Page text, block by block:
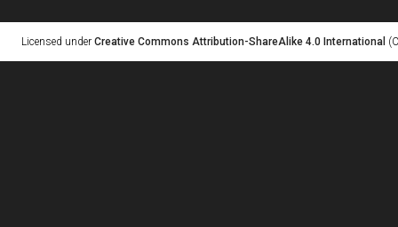
Licensed under Creative Commons Attribution-ShareAlike 4.0 International